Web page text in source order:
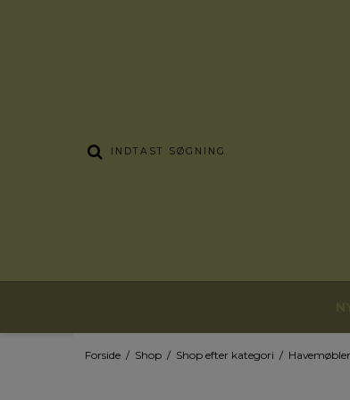
Forside / Shop / Shop efter kategori / Havemøbler